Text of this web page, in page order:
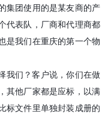
集团使用的是某友商的产
代表队，厂商和代理商都
是我们在重庆的第一个物
我们？客户说，你们在做
其他厂家都是应标，以满
标文件里单独封装成册的